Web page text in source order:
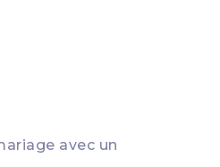
avec un